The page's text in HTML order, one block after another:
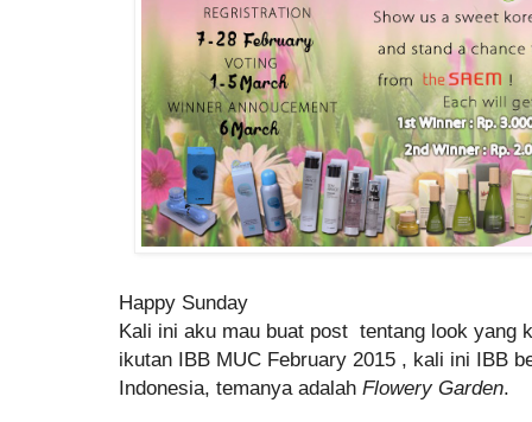
Happy Sunday
Kali ini aku mau buat post tentang look yang
ikutan IBB MUC February 2015 , kali ini IBB
Indonesia, temanya adalah Flowery Garden.